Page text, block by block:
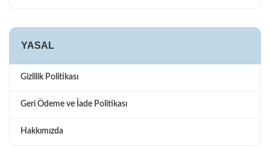
YASAL
Gizlilik Politikası
Geri Ödeme ve İade Politikası
Hakkımızda